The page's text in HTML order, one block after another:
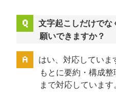
文字起こしだけで
願いできますか？
はい、対応してい
もとに要約・構成
まで対応しています。